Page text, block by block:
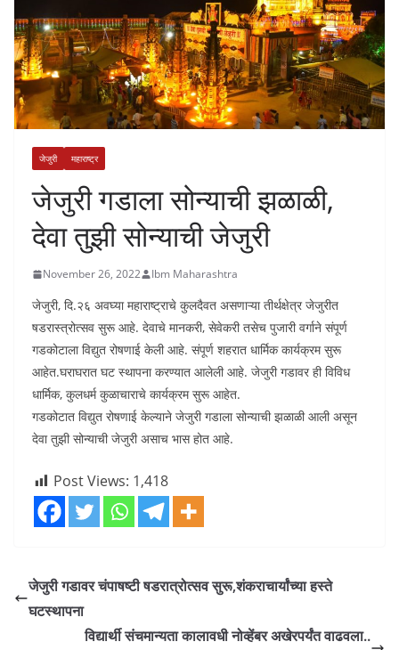
जेजुरी महाराष्ट्र
जेजुरी गडाला सोन्याची झळाळी,
देवा तुझी सोन्याची जेजुरी
November 26, 2022 Ibm Maharashtra
जेजुरी, दि.२६ अवघ्या महाराष्ट्राचे कुलदैवत असणाऱ्या तीर्थक्षेत्र जेजुरीत
षडरास्त्रोत्सव सुरू आहे. देवाचे मानकरी, सेवेकरी तसेच पुजारी वर्गाने संपूर्ण
गडकोटाला विद्युत रोषणाई केली आहे. संपूर्ण शहरात धार्मिक कार्यक्रम सुरू
आहेत.घराघरात घट स्थापना करण्यात आलेली आहे. जेजुरी गडावर ही विविध
धार्मिक, कुलधर्म कुळाचाराचे कार्यक्रम सुरू आहेत.
गडकोटात विद्युत रोषणाई केल्याने जेजुरी गडाला सोन्याची झळाळी आली असून
देवा तुझी सोन्याची जेजुरी असाच भास होत आहे.
Post Views: 1,418
जेजुरी गडावर चंपाषष्टी षडरात्रोत्सव सुरू,शंकराचार्यांच्या हस्ते
घटस्थापना
विद्यार्थी संचमान्यता कालावधी नोव्हेंबर अखेरपर्यंत वाढवला.‌.